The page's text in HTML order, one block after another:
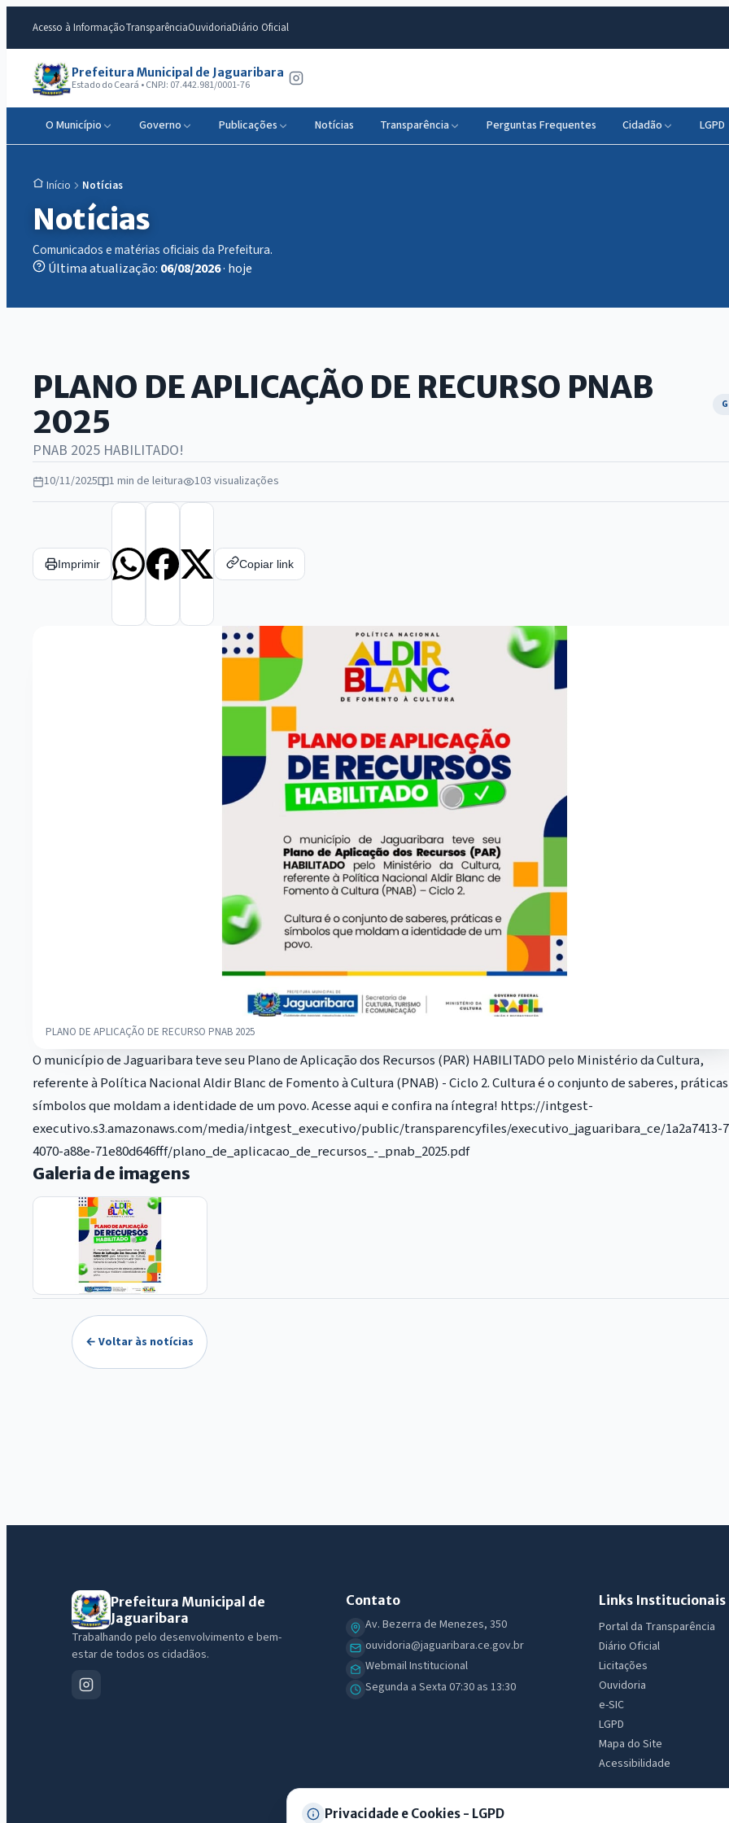
Acesso à InformaçãoTransparênciaOuvidoriaDiário Oficial
Prefeitura Municipal de Jaguaribara
Estado do Ceará • CNPJ: 07.442.981/0001-76
O Município Governo Publicações Notícias Transparência Perguntas Frequentes Cidadão LGPD
Início Notícias
Notícias
Comunicados e matérias oficiais da Prefeitura.
Última atualização: 06/08/2026· hoje
PLANO DE APLICAÇÃO DE RECURSO PNAB
2025
PNAB 2025 HABILITADO!
10/11/2025 1 min de leitura 103 visualizações
Imprimir Copiar link
PLANO DE APLICAÇÃO DE RECURSO PNAB 2025
O município de Jaguaribara teve seu Plano de Aplicação dos Recursos (PAR) HABILITADO pelo Ministério da Cultura,
referente à Política Nacional Aldir Blanc de Fomento à Cultura (PNAB) - Ciclo 2. Cultura é o conjunto de saberes,
símbolos que moldam a identidade de um povo. Acesse aqui e confira na íntegra! https://intgest-
executivo.s3.amazonaws.com/media/intgest_executivo/public/transparencyfiles/executivo_jaguaribara_ce/1a2a7413-
4070-a88e-71e80d646fff/plano_de_aplicacao_de_recursos_-_pnab_2025.pdf
Galeria de imagens
← Voltar às notícias
Prefeitura Municipal de
Jaguaribara
Trabalhando pelo desenvolvimento e bem-
estar de todos os cidadãos.
Contato
Av. Bezerra de Menezes, 350
ouvidoria@jaguaribara.ce.gov.br
Webmail Institucional
Segunda a Sexta 07:30 as 13:30
Links Institucionais
Portal da Transparência
Diário Oficial
Licitações
Ouvidoria
e-SIC
LGPD
Mapa do Site
Acessibilidade
Privacidade e Cookies - LGPD